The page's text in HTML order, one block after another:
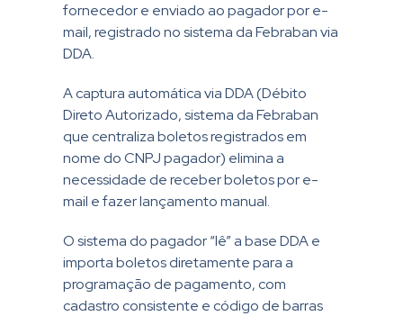
fornecedor e enviado ao pagador por e-
mail, registrado no sistema da Febraban via
DDA.
A captura automática via DDA (Débito
Direto Autorizado, sistema da Febraban
que centraliza boletos registrados em
nome do CNPJ pagador) elimina a
necessidade de receber boletos por e-
mail e fazer lançamento manual.
O sistema do pagador “lê” a base DDA e
importa boletos diretamente para a
programação de pagamento, com
cadastro consistente e código de barras